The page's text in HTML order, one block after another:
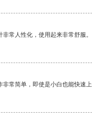
常人性化，使用起来非常舒服。
非常简单，即使是小白也能快速上